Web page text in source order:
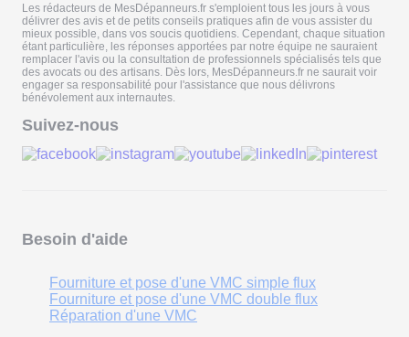
Les rédacteurs de MesDépanneurs.fr s'emploient tous les jours à vous
délivrer des avis et de petits conseils pratiques afin de vous assister du
mieux possible, dans vos soucis quotidiens. Cependant, chaque situation
étant particulière, les réponses apportées par notre équipe ne sauraient
remplacer l'avis ou la consultation de professionnels spécialisés tels que
des avocats ou des artisans. Dès lors, MesDépanneurs.fr ne saurait voir
engager sa responsabilité pour l'assistance que nous délivrons
bénévolement aux internautes.
Suivez-nous
Besoin d'aide
Fourniture et pose d'une VMC simple flux
Fourniture et pose d'une VMC double flux
Réparation d'une VMC